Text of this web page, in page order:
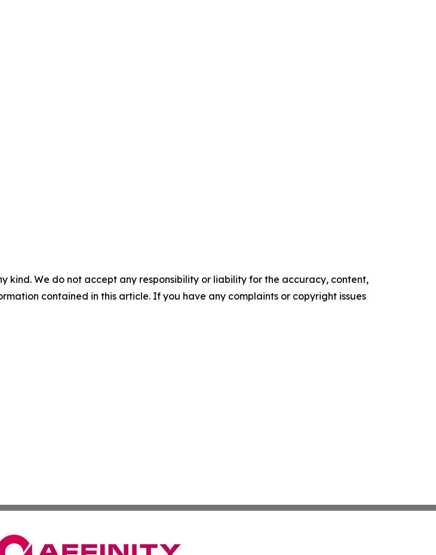
kind. We do not accept any responsibility or liability for the accuracy, content,
contained in this article. If you have any complaints or copyright issues